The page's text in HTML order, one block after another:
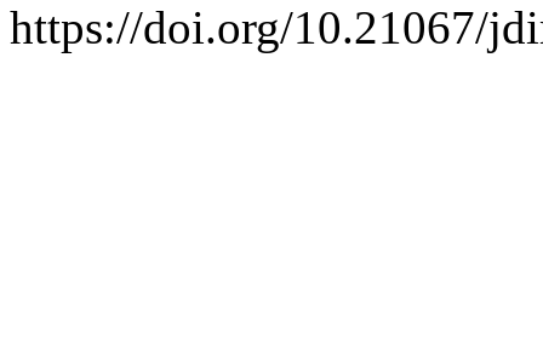
https://doi.org/10.21067/